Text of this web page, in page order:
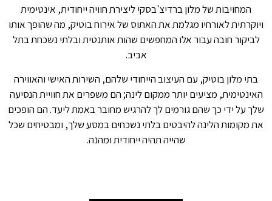
המחויבות של מלון ברדיצ'בסקי ליצירת חוויה ייחודית, אינטימית
ויוקרתית לאורחיו מגלמת את האתוס של אירוח בוטיק, מה שהופך אותו
לביקור חובה עבור אלו המחפשים שהות אותנטית ובלתי נשכחת בתל
אביב.
בתי מלון בוטיק, עם העיצוב הייחודי שלהם, השירות האישי והאווירה
האינטימית, מציעים יותר ממקום לינה; הם משפרים את חוויית הנסיעה
שלך על ידי כך שהם גורמים לך להרגיש מחובר באמת ליעד. הם הופכים
את מקומות הלינה להיבטים בלתי נשכחים במסע שלך, ומבטיחים שכל
שהייה תהיה ייחודית ומהנה.